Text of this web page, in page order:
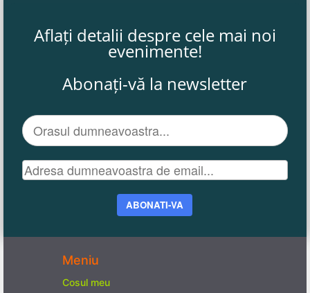
Aflați detalii despre cele mai noi
evenimente!
Abonați-vă la newsletter
ABONATI-VA
Meniu
Cosul meu